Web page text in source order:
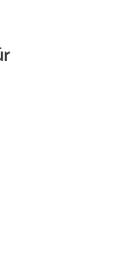
6266282 |